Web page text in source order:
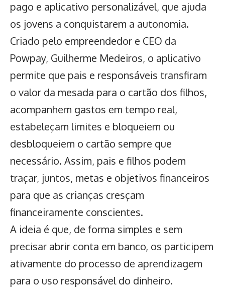
pago e aplicativo personalizável, que ajuda
os jovens a conquistarem a autonomia.
Criado pelo empreendedor e CEO da
Powpay, Guilherme Medeiros, o aplicativo
permite que pais e responsáveis transfiram
o valor da mesada para o cartão dos filhos,
acompanhem gastos em tempo real,
estabeleçam limites e bloqueiem ou
desbloqueiem o cartão sempre que
necessário. Assim, pais e filhos podem
traçar, juntos, metas e objetivos financeiros
para que as crianças cresçam
financeiramente conscientes.
A ideia é que, de forma simples e sem
precisar abrir conta em banco, os participem
ativamente do processo de aprendizagem
para o uso responsável do dinheiro.